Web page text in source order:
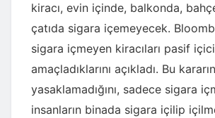
kiracı, evin içinde, balkonda,
çatıda sigara içemeyecek.
sigara içmeyen kiracıları pasif
amaçladıklarını açıkladı. Bu
yasaklamadığını, sadece sigara
insanların binada sigara içilip